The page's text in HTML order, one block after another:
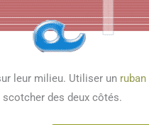
leur milieu. Utiliser un ruban
des deux côtés.